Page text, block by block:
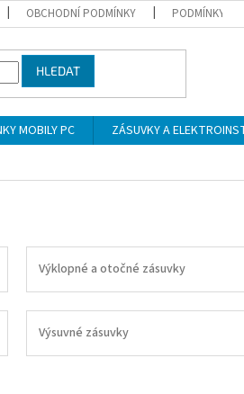
OBCHODNÍ PODMÍNKY PODMÍNKY
HLEDAT
MOBILY PC
ZÁSUVKY A
Výklopné a otočné zásuvky
Výsuvné zásuvky